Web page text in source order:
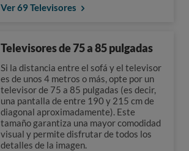
Ver 69 Televisores
Televisores de 75 a 85 pulgadas
Si la distancia entre el sofá y el televisor
es de unos 4 metros o más, opte por un
televisor de 75 a 85 pulgadas (es decir,
una pantalla de entre 190 y 215 cm de
diagonal aproximadamente). Este
tamaño garantiza una mayor comodidad
visual y permite disfrutar de todos los
detalles de la imagen.